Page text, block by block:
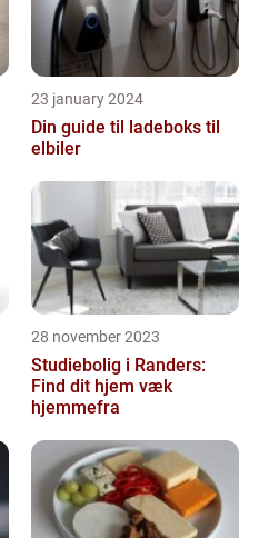
23 january 2024
Din guide til ladeboks til
elbiler
28 november 2023
Studiebolig i Randers:
Find dit hjem væk
hjemmefra